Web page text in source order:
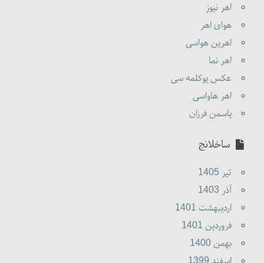
اهر نیوز
هوای اهر
اهرین هواسی
اهر نما
عکس یوکلمه سی
اهر هاواسی
یاسمن فرزان
ساخلانج
تير 1405
آذر 1403
ارديبهشت 1401
فروردين 1401
بهمن 1400